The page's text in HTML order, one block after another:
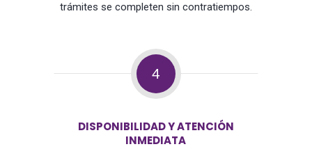
trámites se completen sin contratiempos.
4
DISPONIBILIDAD Y ATENCIÓN
INMEDIATA